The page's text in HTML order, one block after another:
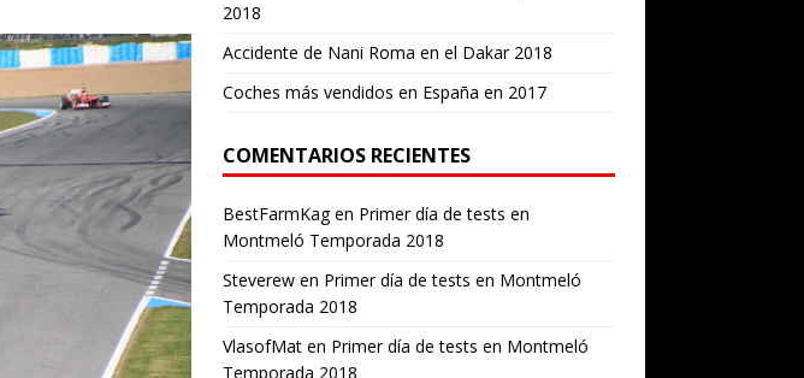
2018
Accidente de Nani Roma en el Dakar 2018
Coches más vendidos en España en 2017
COMENTARIOS RECIENTES
BestFarmKagen Primer día de tests en
Montmeló Temporada 2018
Steverewen Primer día de tests en Montmeló
Temporada 2018
VlasofMaten Primer día de tests en Montmeló
Temporada 2018